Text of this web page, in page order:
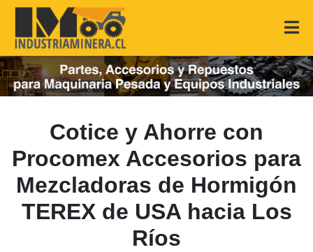
Cotice y Ahorre con
Procomex Accesorios para
Mezcladoras de Hormigón
TEREX de USA hacia Los
Ríos